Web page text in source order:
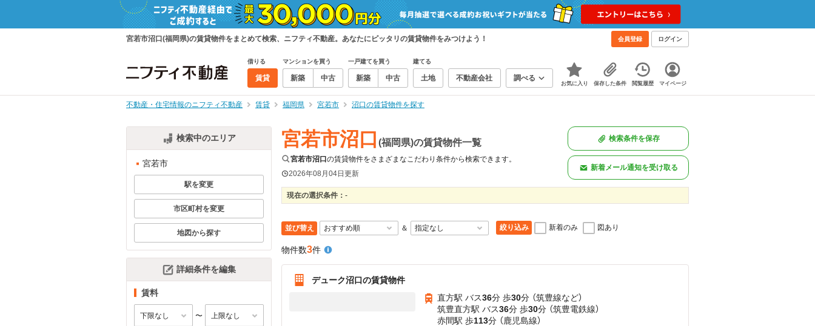
宮若市沼口(福岡県)の賃貸物件をまとめて検索、ニフティ不動産。あなたにピッタリの賃貸物件をみつけよう！ 会員登録 ログイン
借りる
賃貸
マンションを買う
新築 中古
一戸建てを買う
新築 中古
建てる
土地 不動産会社 調べる
お気に入り 保存した条件 閲覧履歴 マイページ
不動産・住宅情報のニフティ不動産 賃貸 福岡県 宮若市 沼口の賃貸物件を探す
検索中のエリア
宮若市
駅を変更
市区町村を変更
地図から探す
詳細条件を編集
賃料
〜
宮若市沼口 (福岡県)の賃貸物件一覧
宮若市沼口 の賃貸物件をさまざまなこだわり条件から検索できます。
2026年08月04日更新
検索条件を保存
新着メール通知を受け取る
現在の選択条件： -
並び替え ＆ 絞り込み 新着のみ 図あり
物件数3件
デューク沼口の賃貸物件
直方駅 バス36分 歩30分 （筑豊線など）
筑豊直方駅 バス36分 歩30分 （筑豊電鉄線）
赤間駅 歩113分 （鹿児島線）